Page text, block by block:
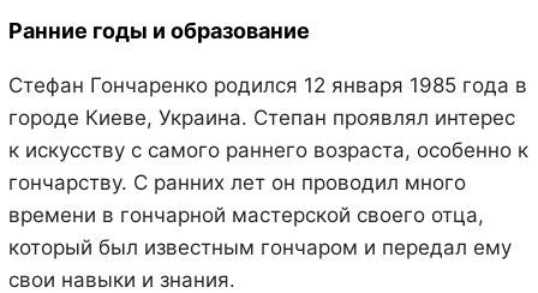
Ранние годы и образование
Стефан Гончаренко родился 12 января 1985 года в
городе Киеве, Украина. Степан проявлял интерес
к искусству с самого раннего возраста, особенно к
гончарству. С ранних лет он проводил много
времени в гончарной мастерской своего отца,
который был известным гончаром и передал ему
свои навыки и знания.